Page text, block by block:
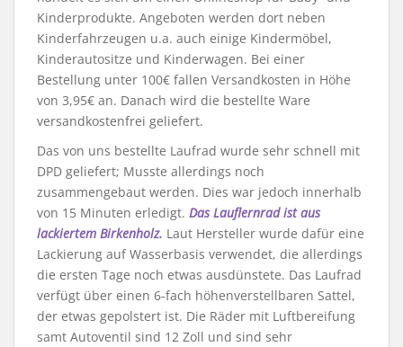
Kinderprodukte. Angeboten werden dort neben
Kinderfahrzeugen u.a. auch einige Kindermöbel,
Kinderautositze und Kinderwagen. Bei einer
Bestellung unter 100€ fallen Versandkosten in Höhe
von 3,95€ an. Danach wird die bestellte Ware
versandkostenfrei geliefert.
Das von uns bestellte Laufrad wurde sehr schnell mit
DPD geliefert; Musste allerdings noch
zusammengebaut werden. Dies war jedoch innerhalb
von 15 Minuten erledigt. Das Lauflernrad ist aus
lackiertem Birkenholz. Laut Hersteller wurde dafür eine
Lackierung auf Wasserbasis verwendet, die allerdings
die ersten Tage noch etwas ausdünstete. Das Laufrad
verfügt über einen 6-fach höhenverstellbaren Sattel,
der etwas gepolstert ist. Die Räder mit Luftbereifung
samt Autoventil sind 12 Zoll und sind sehr